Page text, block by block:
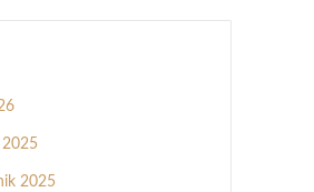
2025
2025